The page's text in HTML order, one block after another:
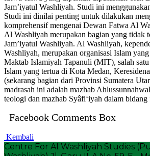
Jam’iyatul Washliyah. Studi ini
Studi ini dinilai penting untuk dilakukan
komprehensif mengenai Dewan Fatwa Al
Al Washliyah merupakan bagian yang tidak
Jam’iyatul Washliyah. Al Washliyah,
Washliyah, merupakan organisasi Islam
Maktab Islamiyah Tapanuli (MIT), salah
Islam yang tertua di Kota Medan,
(sekarang bagian dari Provinsi Sumatera
madrasah ini adalah mazhab
teologi dan mazhab Syâfi‘iyah dalam
Facebook Comments Box
Kembali
Centre For Al Washliyah Studies